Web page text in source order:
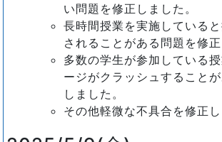
い問題を修正しました。
長時間授業を実施している
されることがある問題を修正
多数の学生が参加している
ージがクラッシュすること
しました。
その他軽微な不具合を修正し